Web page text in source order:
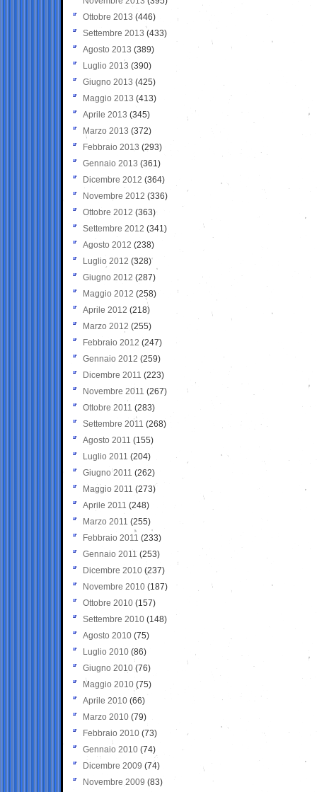
Ottobre 2013 (446)
Settembre 2013 (433)
Agosto 2013 (389)
Luglio 2013 (390)
Giugno 2013 (425)
Maggio 2013 (413)
Aprile 2013 (345)
Marzo 2013 (372)
Febbraio 2013 (293)
Gennaio 2013 (361)
Dicembre 2012 (364)
Novembre 2012 (336)
Ottobre 2012 (363)
Settembre 2012 (341)
Agosto 2012 (238)
Luglio 2012 (328)
Giugno 2012 (287)
Maggio 2012 (258)
Aprile 2012 (218)
Marzo 2012 (255)
Febbraio 2012 (247)
Gennaio 2012 (259)
Dicembre 2011 (223)
Novembre 2011 (267)
Ottobre 2011 (283)
Settembre 2011 (268)
Agosto 2011 (155)
Luglio 2011 (204)
Giugno 2011 (262)
Maggio 2011 (273)
Aprile 2011 (248)
Marzo 2011 (255)
Febbraio 2011 (233)
Gennaio 2011 (253)
Dicembre 2010 (237)
Novembre 2010 (187)
Ottobre 2010 (157)
Settembre 2010 (148)
Agosto 2010 (75)
Luglio 2010 (86)
Giugno 2010 (76)
Maggio 2010 (75)
Aprile 2010 (66)
Marzo 2010 (79)
Febbraio 2010 (73)
Gennaio 2010 (74)
Dicembre 2009 (74)
Novembre 2009 (83)